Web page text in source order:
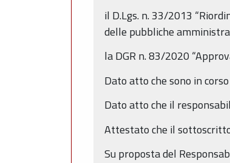
il D.Lgs. n. 33/2013
delle pubbliche
la DGR n. 83/2020
Dato atto che sono in
Dato atto che il
Attestato che il
Su proposta del